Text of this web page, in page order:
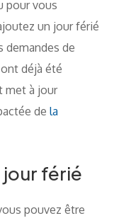
pour vous
un jour férié
demandes de
déjà été
met à jour
de la
jour férié
pouvez être